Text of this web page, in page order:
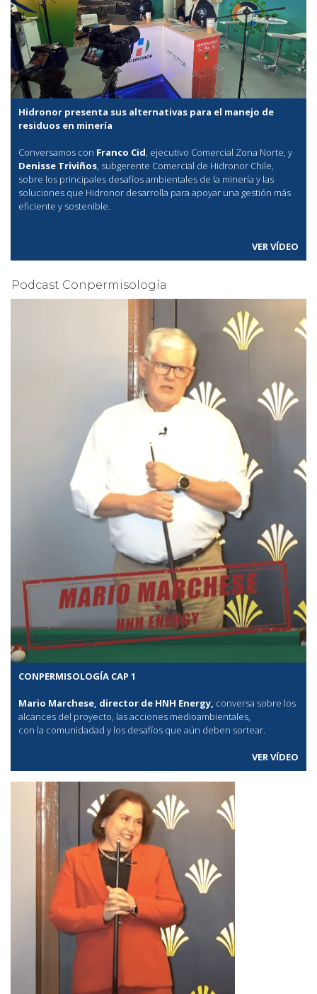
Hidronor presenta sus alternativas para el manejo de
residuos en minería
Conversamos con Franco Cid, ejecutivo Comercial Zona Norte, y
Denisse Triviños, subgerente Comercial de Hidronor Chile,
sobre los principales desafíos ambientales de la minería y las
soluciones que Hidronor desarrolla para apoyar una gestión más
eficiente y sostenible.
VER VÍDEO
Podcast Conpermisología
CONPERMISOLOGÍA CAP 1
Mario Marchese, director de HNH Energy, conversa sobre los
alcances del proyecto, las acciones medioambientales,
con la comunidadad y los desafíos que aún deben sortear.
VER VÍDEO